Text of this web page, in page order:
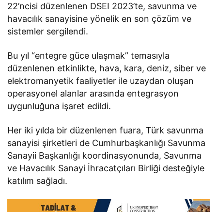
22’ncisi düzenlenen DSEI 2023’te, savunma ve
havacılık sanayisine yönelik en son çözüm ve
sistemler sergilendi.
Bu yıl “entegre güce ulaşmak” temasıyla
düzenlenen etkinlikte, hava, kara, deniz, siber ve
elektromanyetik faaliyetler ile uzaydan oluşan
operasyonel alanlar arasında entegrasyon
uygunluğuna işaret edildi.
Her iki yılda bir düzenlenen fuara, Türk savunma
sanayisi şirketleri de Cumhurbaşkanlığı Savunma
Sanayii Başkanlığı koordinasyonunda, Savunma
ve Havacılık Sanayi İhracatçıları Birliği desteğiyle
katılım sağladı.